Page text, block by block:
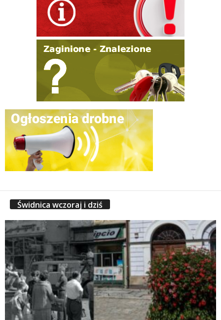
Świdnica wczoraj i dziś